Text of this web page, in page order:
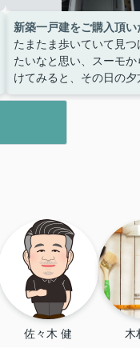
新築一戸建をご購入頂い
たまたま歩いていて見
たいなと思い、スーモ
けてみると、その日の
本当にありがとうござい
佐々木 健 木